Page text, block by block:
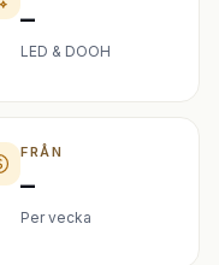
–
LED & DOOH
FRÅN
–
Per vecka